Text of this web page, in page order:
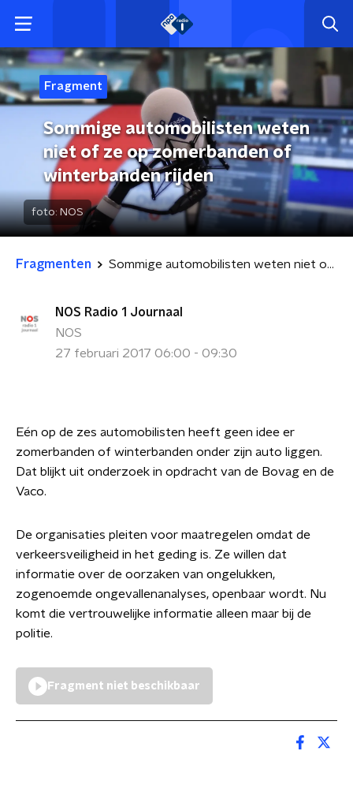
Fragment
Sommige automobilisten weten
niet of ze op zomerbanden of
winterbanden rijden
foto: NOS
Fragmenten Sommige automobilisten weten niet of ze op zomerbanden of winterbanden rijden
NOS Radio 1 Journaal
NOS
27 februari 2017 06:00 - 09:30
Eén op de zes automobilisten heeft geen idee er
zomerbanden of winterbanden onder zijn auto liggen.
Dat blijkt uit onderzoek in opdracht van de Bovag en de
Vaco.
De organisaties pleiten voor maatregelen omdat de
verkeersveiligheid in het geding is. Ze willen dat
informatie over de oorzaken van ongelukken,
zogenoemde ongevallenanalyses, openbaar wordt. Nu
komt die vertrouwelijke informatie alleen maar bij de
politie.
Fragment niet beschikbaar